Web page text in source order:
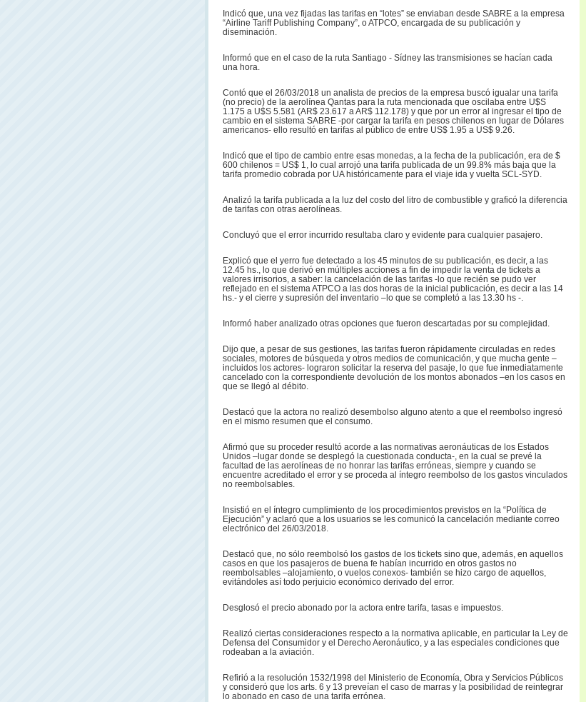
Indicó que, una vez fijadas las tarifas en “lotes” se enviaban desde SABRE a la empresa
“Airline Tariff Publishing Company”, o ATPCO, encargada de su publicación y
diseminación.
Informó que en el caso de la ruta Santiago - Sídney las transmisiones se hacían cada
una hora.
Contó que el 26/03/2018 un analista de precios de la empresa buscó igualar una tarifa
(no precio) de la aerolínea Qantas para la ruta mencionada que oscilaba entre U$S
1.175 a U$S 5.581 (AR$ 23.617 a AR$ 112.178) y que por un error al ingresar el tipo de
cambio en el sistema SABRE -por cargar la tarifa en pesos chilenos en lugar de Dólares
americanos- ello resultó en tarifas al público de entre US$ 1.95 a US$ 9.26.
Indicó que el tipo de cambio entre esas monedas, a la fecha de la publicación, era de $
600 chilenos = US$ 1, lo cual arrojó una tarifa publicada de un 99.8% más baja que la
tarifa promedio cobrada por UA históricamente para el viaje ida y vuelta SCL-SYD.
Analizó la tarifa publicada a la luz del costo del litro de combustible y graficó la diferencia
de tarifas con otras aerolíneas.
Concluyó que el error incurrido resultaba claro y evidente para cualquier pasajero.
Explicó que el yerro fue detectado a los 45 minutos de su publicación, es decir, a las
12.45 hs., lo que derivó en múltiples acciones a fin de impedir la venta de tickets a
valores irrisorios, a saber: la cancelación de las tarifas -lo que recién se pudo ver
reflejado en el sistema ATPCO a las dos horas de la inicial publicación, es decir a las 14
hs.- y el cierre y supresión del inventario –lo que se completó a las 13.30 hs -.
Informó haber analizado otras opciones que fueron descartadas por su complejidad.
Dijo que, a pesar de sus gestiones, las tarifas fueron rápidamente circuladas en redes
sociales, motores de búsqueda y otros medios de comunicación, y que mucha gente –
incluidos los actores- lograron solicitar la reserva del pasaje, lo que fue inmediatamente
cancelado con la correspondiente devolución de los montos abonados –en los casos en
que se llegó al débito.
Destacó que la actora no realizó desembolso alguno atento a que el reembolso ingresó
en el mismo resumen que el consumo.
Afirmó que su proceder resultó acorde a las normativas aeronáuticas de los Estados
Unidos –lugar donde se desplegó la cuestionada conducta-, en la cual se prevé la
facultad de las aerolíneas de no honrar las tarifas erróneas, siempre y cuando se
encuentre acreditado el error y se proceda al íntegro reembolso de los gastos vinculados
no reembolsables.
Insistió en el íntegro cumplimiento de los procedimientos previstos en la “Política de
Ejecución” y aclaró que a los usuarios se les comunicó la cancelación mediante correo
electrónico del 26/03/2018.
Destacó que, no sólo reembolsó los gastos de los tickets sino que, además, en aquellos
casos en que los pasajeros de buena fe habían incurrido en otros gastos no
reembolsables –alojamiento, o vuelos conexos- también se hizo cargo de aquellos,
evitándoles así todo perjuicio económico derivado del error.
Desglosó el precio abonado por la actora entre tarifa, tasas e impuestos.
Realizó ciertas consideraciones respecto a la normativa aplicable, en particular la Ley de
Defensa del Consumidor y el Derecho Aeronáutico, y a las especiales condiciones que
rodeaban a la aviación.
Refirió a la resolución 1532/1998 del Ministerio de Economía, Obra y Servicios Públicos
y consideró que los arts. 6 y 13 preveían el caso de marras y la posibilidad de reintegrar
lo abonado en caso de una tarifa errónea.